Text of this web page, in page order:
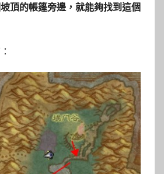
頂的帳篷旁邊，就能夠找到這個